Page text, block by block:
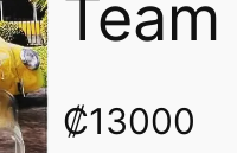
₡13000